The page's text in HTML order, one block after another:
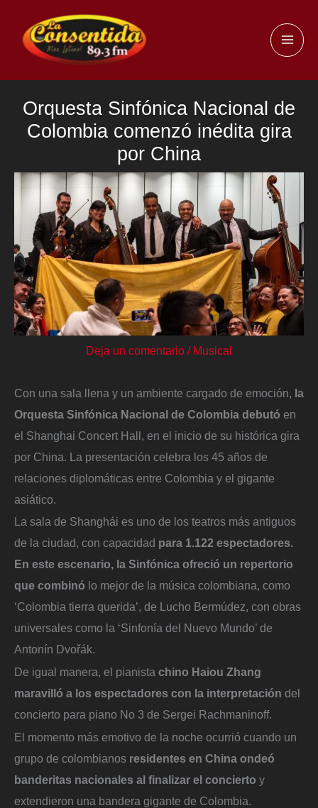
contenido
Orquesta Sinfónica Nacional de
Colombia comenzó inédita gira
por China
Deja un comentario / Musical
Con una sala llena y un ambiente cargado de emoción, la
Orquesta Sinfónica Nacional de Colombia debutó en
el Shanghai Concert Hall, en el inicio de su histórica gira
por China. La presentación celebra los 45 años de
relaciones diplomáticas entre Colombia y el gigante
asiático.
La sala de Shanghái es uno de los teatros más antiguos
de la ciudad, con capacidad para 1.122 espectadores.
En este escenario, la Sinfónica ofreció un repertorio
que combinó lo mejor de la música colombiana, como
‘Colombia tierra querida’, de Lucho Bermúdez, con obras
universales como la ‘Sinfonía del Nuevo Mundo’ de
Antonín Dvořák.
De igual manera, el pianista chino Haiou Zhang
maravilló a los espectadores con la interpretación del
concierto para piano No 3 de Sergei Rachmaninoff.
El momento más emotivo de la noche ocurrió cuando un
grupo de colombianos residentes en China ondeó
banderitas nacionales al finalizar el concierto y
extendieron una bandera gigante de Colombia.